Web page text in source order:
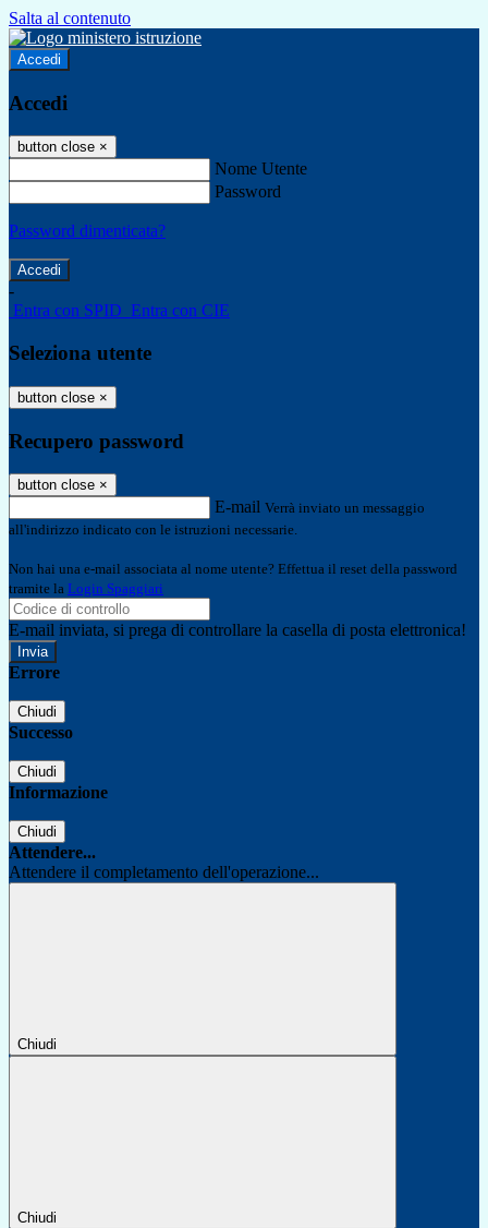
Salta al contenuto
Accedi
Accedi
button close ×
Nome Utente
Password
Password dimenticata?
-
Entra con SPID Entra con CIE
Seleziona utente
button close ×
Recupero password
button close ×
E-mail Verrà inviato un messaggio
all'indirizzo indicato con le istruzioni necessarie.
Non hai una e-mail associata al nome utente? Effettua il reset della password
tramite la Login Spaggiari
E-mail inviata, si prega di controllare la casella di posta elettronica!
Errore
Chiudi
Successo
Chiudi
Informazione
Chiudi
Attendere...
Attendere il completamento dell'operazione...
Chiudi
Chiudi